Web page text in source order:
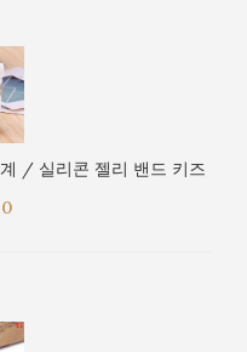
/ 실리콘 젤리 밴드 키즈